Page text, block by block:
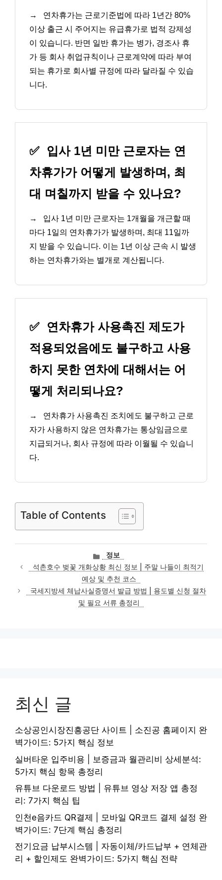
→
연차휴가는 근로기준법에 따라 1년간 80%
이상 출근 시 주어지는 유급휴가로 법적 강제성
이 있습니다. 반면 일반 휴가는 병가, 경조사 휴
가 등 회사 취업규칙이나 근로계약에 따라 부여
되는 휴가로 회사별 규정에 따라 달라질 수 있습
니다.
✅
입사 1년 미만 근로자는 연
차휴가가 어떻게 발생하며, 최
대 며칠까지 받을 수 있나요?
→
입사 1년 미만 근로자는 1개월을 개근할 때
마다 1일의 연차휴가가 발생하며, 최대 11일까
지 받을 수 있습니다. 이는 1년 이상 근속 시 발생
하는 연차휴가와는 별개로 계산됩니다.
✅
연차휴가 사용촉진 제도가
적용되었음에도 불구하고 사용
하지 못한 연차에 대해서는 어
떻게 처리되나요?
→
연차휴가 사용촉진 조치에도 불구하고 근로
자가 사용하지 않은 연차휴가는 통상임금으로
지급되거나, 회사 규정에 따라 이월될 수 있습니
다.
Table of Contents
카
테
고
리
정보
석촌호수 벚꽃 개화상황 최신 정보 | 주말 나들이 최적기
예상 및 추천 코스
국세지방세 체납사실증명서 발급 방법 | 용도별 신청 절차
및 필요 서류 총정리
최신 글
소상공인시장진흥공단 사이트 | 소진공 홈페이지 완
벽가이드: 5가지 핵심 정보
실버타운 입주비용 | 보증금과 월관리비 상세분석:
5가지 핵심 항목 총정리
유튜브 다운로드 방법 | 유튜브 영상 저장 앱 총정
리: 7가지 핵심 팁
인천e음카드 QR결제 | 모바일 QR코드 결제 설정 완
벽가이드: 7단계 핵심 총정리
전기요금 납부시스템 | 자동이체/카드납부 + 연체관
리 + 할인제도 완벽가이드: 5가지 핵심 전략